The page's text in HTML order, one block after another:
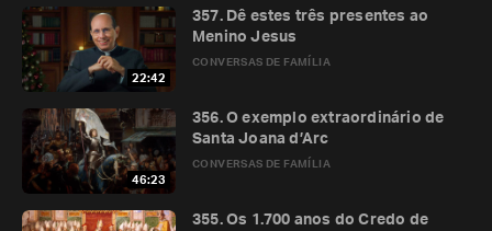
22:42
CONVERSAS DE FAMÍLIA
357. Dê estes três presentes ao
Menino Jesus
46:23
CONVERSAS DE FAMÍLIA
356. O exemplo extraordinário de
Santa Joana d’Arc
355. Os 1.700 anos do Credo de